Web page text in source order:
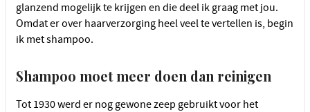
glanzend mogelijk te krijgen en die deel ik graag met jou.
Omdat er over haarverzorging heel veel te vertellen is, begin
ik met shampoo.
Shampoo moet meer doen dan reinigen
Tot 1930 werd er nog gewone zeep gebruikt voor het